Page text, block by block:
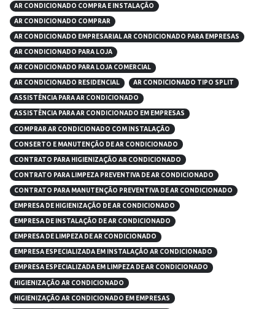
AR CONDICIONADO COMPRA E INSTALAÇÃO
AR CONDICIONADO COMPRAR
AR CONDICIONADO EMPRESARIAL AR CONDICIONADO PARA EMPRESAS
AR CONDICIONADO PARA LOJA
AR CONDICIONADO PARA LOJA COMERCIAL
AR CONDICIONADO RESIDENCIAL AR CONDICIONADO TIPO SPLIT
ASSISTÊNCIA PARA AR CONDICIONADO
ASSISTÊNCIA PARA AR CONDICIONADO EM EMPRESAS
COMPRAR AR CONDICIONADO COM INSTALAÇÃO
CONSERTO E MANUTENÇÃO DE AR CONDICIONADO
CONTRATO PARA HIGIENIZAÇÃO AR CONDICIONADO
CONTRATO PARA LIMPEZA PREVENTIVA DE AR CONDICIONADO
CONTRATO PARA MANUTENÇÃO PREVENTIVA DE AR CONDICIONADO
EMPRESA DE HIGIENIZAÇÃO DE AR CONDICIONADO
EMPRESA DE INSTALAÇÃO DE AR CONDICIONADO
EMPRESA DE LIMPEZA DE AR CONDICIONADO
EMPRESA ESPECIALIZADA EM INSTALAÇÃO AR CONDICIONADO
EMPRESA ESPECIALIZADA EM LIMPEZA DE AR CONDICIONADO
HIGIENIZAÇÃO AR CONDICIONADO
HIGIENIZAÇÃO AR CONDICIONADO EM EMPRESAS